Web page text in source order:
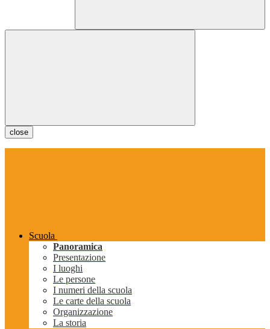
close
Scuola
Panoramica
Presentazione
I luoghi
Le persone
I numeri della scuola
Le carte della scuola
Organizzazione
La storia